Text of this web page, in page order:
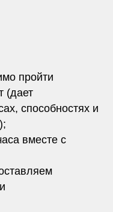
пройти
(дает
способностях и
вместе с